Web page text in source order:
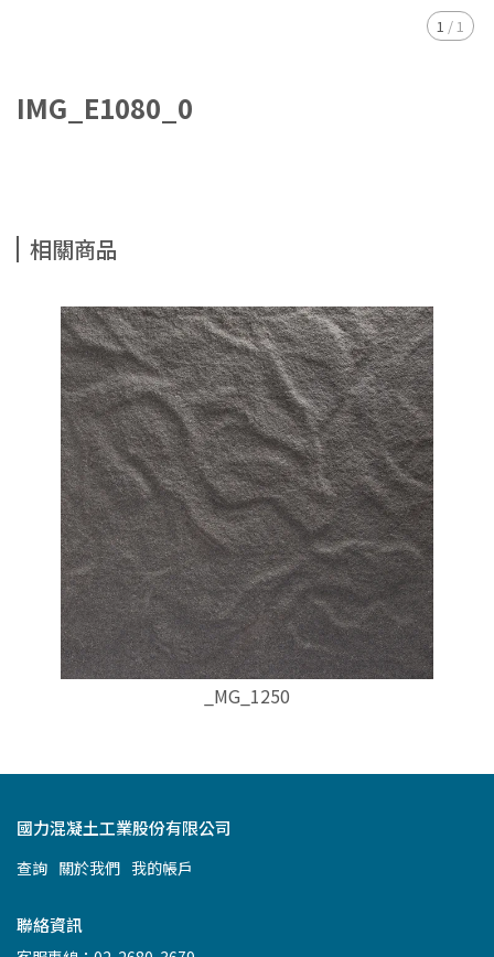
1 / 1
IMG_E1080_0
相關商品
_MG_1250
國力混凝土工業股份有限公司
查詢 關於我們 我的帳戶
聯絡資訊